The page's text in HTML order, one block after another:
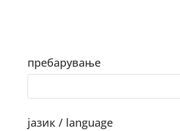
пребарување
јазик / language